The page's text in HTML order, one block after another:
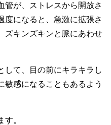
管が、ストレスから開放さ
度になると、急激に拡張さ
ズキンズキンと脈にあわせ
して、目の前にキラキラし
敏感になることもあるよう
。